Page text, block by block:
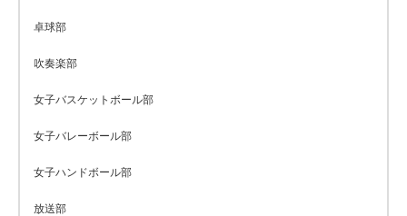
卓球部
吹奏楽部
女子バスケットボール部
女子バレーボール部
女子ハンドボール部
放送部